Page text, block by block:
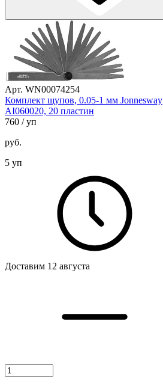
Арт. WN00074254
Комплект щупов, 0.05-1 мм Jonnesway
AI060020, 20 пластин
760 / уп
руб.
5 уп
Доставим 12 августа